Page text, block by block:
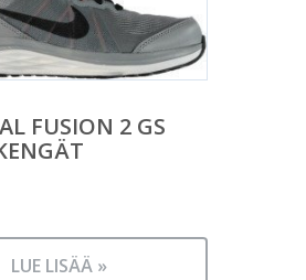
FUSION 2 GS
LUE LISÄÄ »